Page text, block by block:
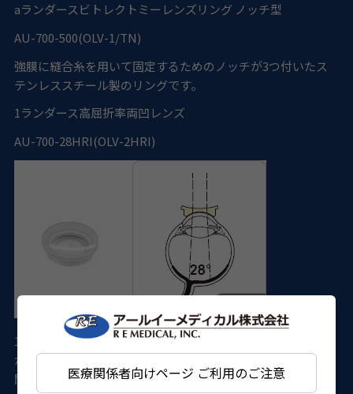
医療関係者向けページ ご利用のご注意
aランダースビトレクトミーレンズリング ノッチ型
AU-700-500(OLV-1/TN)
強膜に縫合糸を用いて固定するためのノッチが3つ付いたス
テンレススチール製のリングです。
1ランダース高屈折率両凹レンズ
AU-700-28HRI(OLV-2HRI)
155Dのレンズにより130°の広い視野でのパノラミックビュー
が得られ、ガス置換を施した眼もクリアに観察できます。中
間透光体混濁眼や小瞳孔眼の観察に最適です。オートクレー